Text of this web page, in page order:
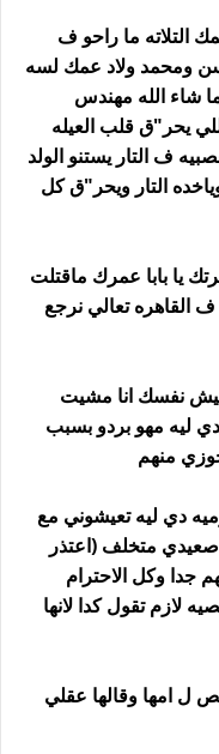
التلاته ما راحو ف
ومحمد ولاد عمك لسه
اخوكي ما شاء الله مهندس
يحر"ق قلب العيله
ف التار يستنو الولد
التار ويحر"ق كل
يا بابا عمرك ماقتلت
القاهره تعالي نرجع
نفسك انا مشيت
ليه مهو بردو بسبب
منهم
دي ليه تعيشوني مع
متخلف (اعتذر
جدا وكل الاحترام
لازم تقول كدا لانها
ل امها وقالها عقلي